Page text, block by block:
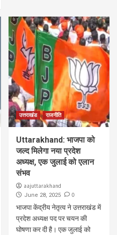
उत्तराखंड राजनीति
Uttarakhand: भाजपा को
जल्द मिलेगा नया प्रदेश
अध्यक्ष, एक जुलाई को एलान
संभव
aajuttarakhand
June 28, 2025 0
भाजपा केंद्रीय नेतृत्व ने उत्तराखंड में
प्रदेश अध्यक्ष पद पर चयन की
घोषणा कर दी है। एक जुलाई को